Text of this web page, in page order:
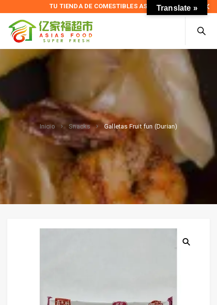
TU TIENDA DE COMESTIBLES ASIÁTICOS
Inicio Snacks Galletas Fruit fun (Durian)
Translate »